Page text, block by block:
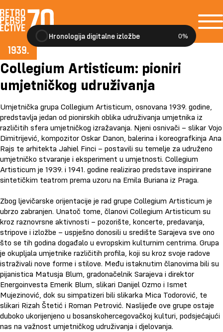
Collegium Artisticum: pioniri
umjetničkog udruživanja
Umjetnička grupa Collegium Artisticum, osnovana 1939. godine,
predstavlja jedan od pionirskih oblika udruživanja umjetnika iz
različitih sfera umjetničkog izražavanja. Njeni osnivači – slikar Vojo
Dimitrijević, kompozitor Oskar Danon, balerina i koreografkinja Ana
Rajs te arhitekta Jahiel Finci – postavili su temelje za udruženo
umjetničko stvaranje i eksperiment u umjetnosti. Collegium
Artisticum je 1939. i 1941. godine realizirao predstave inspirirane
sintetičkim teatrom prema uzoru na Emila Buriana iz Praga.
Zbog ljevičarske orijentacije je rad grupe Collegium Artisticum je
ubrzo zabranjen. Unatoč tome, članovi Collegium Artisticum su
kroz raznovrsne aktivnosti – pozorište, koncerte, predavanja,
stripove i izložbe – uspješno donosili u središte Sarajeva sve ono
što se tih godina događalo u evropskim kulturnim centrima. Grupa
je okupljala umjetnike različitih profila, koji su kroz svoje radove
istraživali nove forme i stilove. Među istaknutim članovima bili su
pijanistica Matusja Blum, gradonačelnik Sarajeva i direktor
Energoinvesta Emerik Blum, slikari Danijel Ozmo i Ismet
Mujezinović, dok su simpatizeri bili slikarka Mica Todorović, te
slikari Rizah Štetić i Roman Petrović. Naslijeđe ove grupe ostaje
duboko ukorijenjeno u bosanskohercegovačkoj kulturi, podsjećajući
nas na važnost umjetničkog udruživanja i djelovanja.
Hronologija digitalne izložbe 0%
1942.
1945.
1955.
1962.
1963.
1963. - 1966.
1971.
1972.
1975.
1984.
1985.
1987.
1988.
1992.
1998.
2006.
2009.
2011.
2014.
2016.
2019.
2024.